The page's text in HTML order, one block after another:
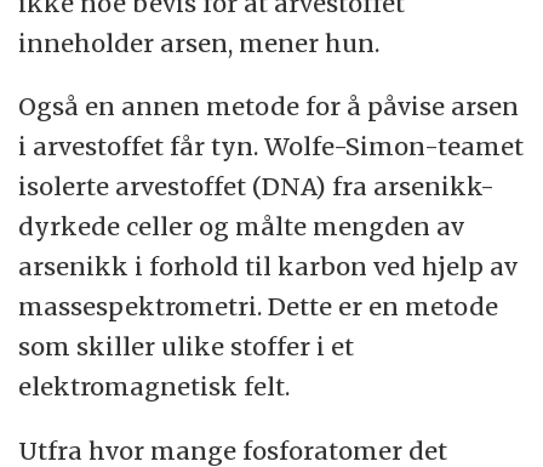
inneholder arsen, mener hun.
Også en annen metode for å påvise arsen
i arvestoffet får tyn. Wolfe-Simon-teamet
isolerte arvestoffet (DNA) fra arsenikk-
dyrkede celler og målte mengden av
arsenikk i forhold til karbon ved hjelp av
massespektrometri. Dette er en metode
som skiller ulike stoffer i et
elektromagnetisk felt.
Utfra hvor mange fosforatomer det